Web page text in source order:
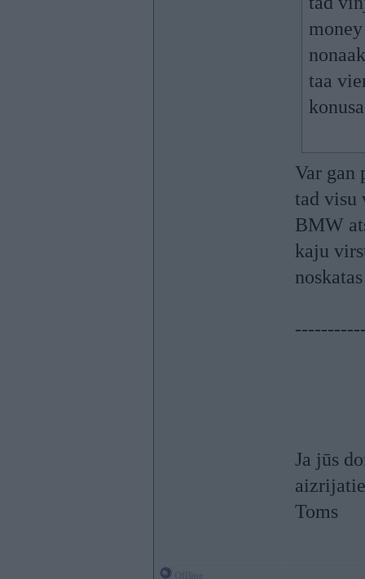
taa
Var gan
tad visu
BMW
kaju
Ja jūs
Toms